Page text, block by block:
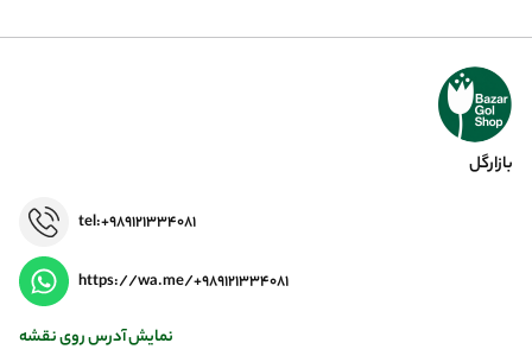
بازارگل
tel:+989121334081
https://wa.me/+989121334081
نمایش آدرس روی نقشه